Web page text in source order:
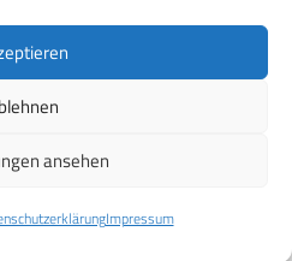
ansehen
Impressum